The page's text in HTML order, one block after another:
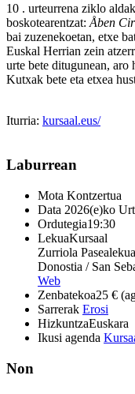
10 . urteurrena ziklo
boskotearentzat: Åben
bai zuzenekoetan, etxe
Euskal Herrian zein
urte bete ditugunean, aro
Kutxak bete eta etxea
Iturria: kursaal.eus/
Laburrean
Mota Kontzertua
Data 2026(e)ko
Ordutegia19:30
LekuaKursaal
Zurriola
Donostia / San
Web
Zenbatekoa25 €
Sarrerak Erosi
HizkuntzaEuskara
Ikusi agenda
Non